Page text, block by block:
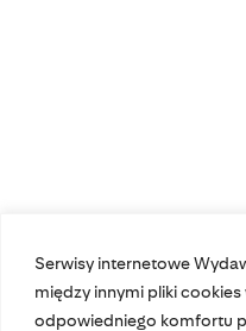
Serwisy internetowe
między innymi pliki
odpowiedniego komfortu
Nasze